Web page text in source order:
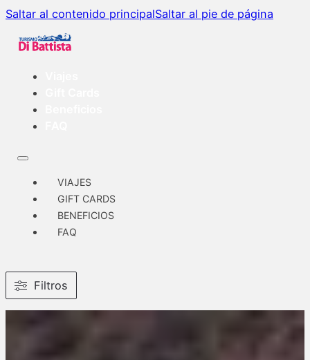
Saltar al contenido principalSaltar al pie de página
VIAJES
GIFT CARDS
BENEFICIOS
FAQ
Filtros